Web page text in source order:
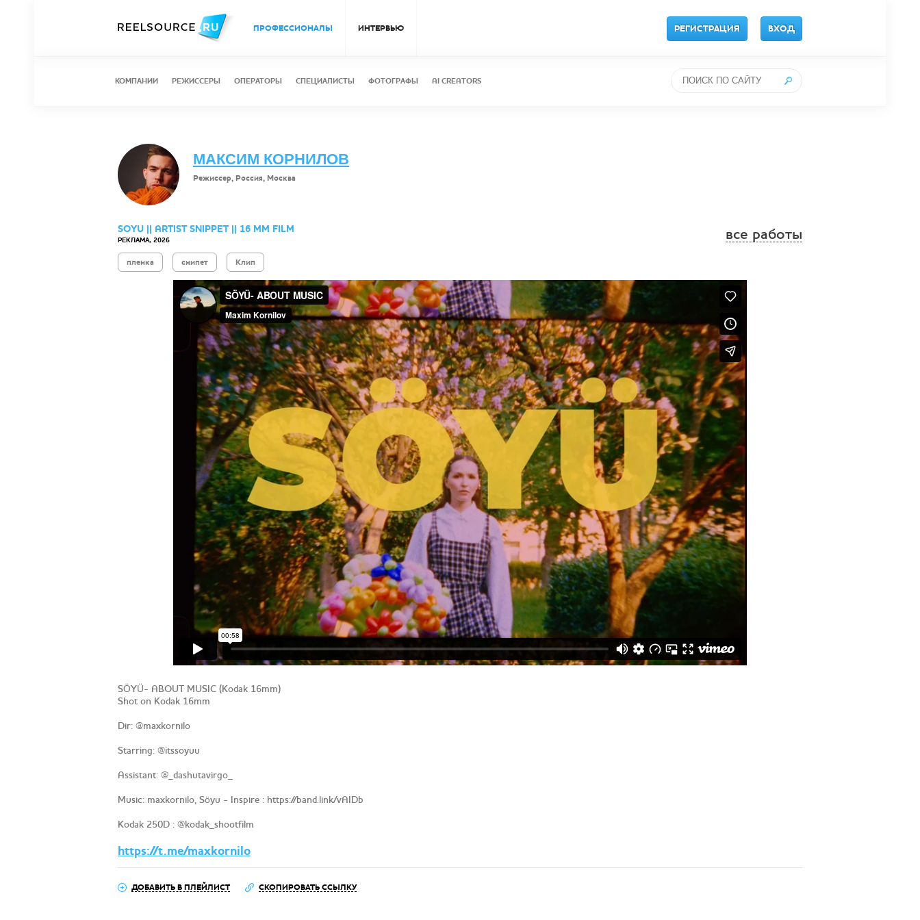
ПРОФЕССИОНАЛЫ ИНТЕРВЬЮ РЕГИСТРАЦИЯ ВХОД
КОМПАНИИ РЕЖИССЕРЫ ОПЕРАТОРЫ СПЕЦИАЛИСТЫ ФОТОГРАФЫ AI CREATORS
МАКСИМ КОРНИЛОВ
Режиссер, Россия, Москва
SOYU || ARTIST SNIPPET || 16 MM FILM все работы
РЕКЛАМА, 2026
пленка снипет Клип
SÖYÜ- ABOUT MUSIC (Kodak 16mm)
Shot on Kodak 16mm
Dir: @maxkornilo
Starring: @itssoyuu
Assistant: @_dashutavirgo_
Music: maxkornilo, Söyu - Inspire : https://band.link/vAIDb
Kodak 250D : @kodak_shootfilm
https://t.me/maxkornilo
ДОБАВИТЬ В ПЛЕЙЛИСТ СКОПИРОВАТЬ ССЫЛКУ